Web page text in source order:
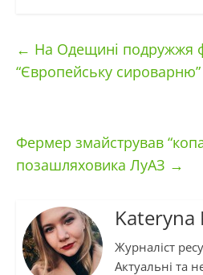
← На Одещині подружжя
“Європейську сироварню”
Фермер змайстрував
позашляховика ЛуАЗ →
Kateryna
Журналіст
Актуальні та